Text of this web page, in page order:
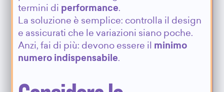
termini di performance.
La soluzione è semplice: controlla il design
e assicurati che le variazioni siano poche.
Anzi, fai di più: devono essere il minimo
numero indispensabile.